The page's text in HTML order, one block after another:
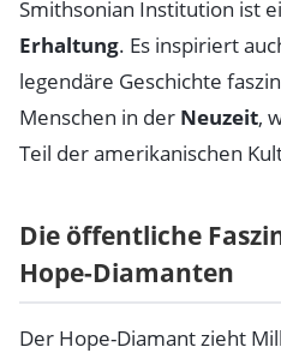
Smithsonian Institution ist
Erhaltung. Es inspiriert
legendäre Geschichte
Menschen in der Neuzeit,
Teil der amerikanischen
Die öffentliche
Hope-Diamanten
Der Hope-Diamant zieht